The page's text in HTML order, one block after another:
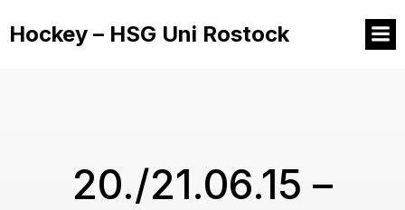
Hockey – HSG Uni Rostock
20./21.06.15 –